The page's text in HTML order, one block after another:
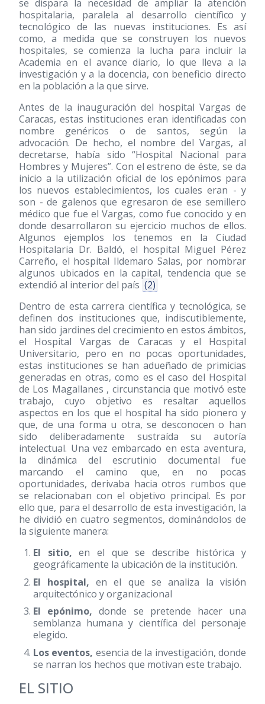
se dispara la necesidad de ampliar la atención
hospitalaria, paralela al desarrollo científico y
tecnológico de las nuevas instituciones. Es así
como, a medida que se construyen los nuevos
hospitales, se comienza la lucha para incluir la
Academia en el avance diario, lo que lleva a la
investigación y a la docencia, con beneficio directo
en la población a la que sirve.
Antes de la inauguración del hospital Vargas de
Caracas, estas instituciones eran identificadas con
nombre genéricos o de santos, según la
advocación. De hecho, el nombre del Vargas, al
decretarse, había sido “Hospital Nacional para
Hombres y Mujeres”. Con el estreno de éste, se da
inicio a la utilización oficial de los epónimos para
los nuevos establecimientos, los cuales eran - y
son - de galenos que egresaron de ese semillero
médico que fue el Vargas, como fue conocido y en
donde desarrollaron su ejercicio muchos de ellos.
Algunos ejemplos los tenemos en la Ciudad
Hospitalaria Dr. Baldó, el hospital Miguel Pérez
Carreño, el hospital Ildemaro Salas, por nombrar
algunos ubicados en la capital, tendencia que se
extendió al interior del país (2)
Dentro de esta carrera científica y tecnológica, se
definen dos instituciones que, indiscutiblemente,
han sido jardines del crecimiento en estos ámbitos,
el Hospital Vargas de Caracas y el Hospital
Universitario, pero en no pocas oportunidades,
estas instituciones se han adueñado de primicias
generadas en otras, como es el caso del Hospital
de Los Magallanes , circunstancia que motivó este
trabajo, cuyo objetivo es resaltar aquellos
aspectos en los que el hospital ha sido pionero y
que, de una forma u otra, se desconocen o han
sido deliberadamente sustraída su autoría
intelectual. Una vez embarcado en esta aventura,
la dinámica del escrutinio documental fue
marcando el camino que, en no pocas
oportunidades, derivaba hacia otros rumbos que
se relacionaban con el objetivo principal. Es por
ello que, para el desarrollo de esta investigación, la
he dividió en cuatro segmentos, dominándolos de
la siguiente manera:
El sitio, en el que se describe histórica y
geográficamente la ubicación de la institución.
El hospital, en el que se analiza la visión
arquitectónico y organizacional
El epónimo, donde se pretende hacer una
semblanza humana y científica del personaje
elegido.
Los eventos, esencia de la investigación, donde
se narran los hechos que motivan este trabajo.
EL SITIO